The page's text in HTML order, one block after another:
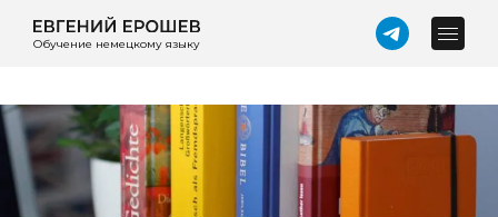
Обучение немецкому языку